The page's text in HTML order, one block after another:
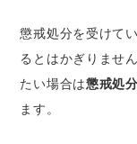
懲戒処分を受けて
るとはかぎりませ
たい場合は懲戒処
ます。